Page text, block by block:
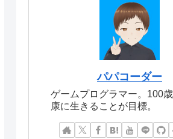
パパコーダー
ゲームプログラマー。100
康に生きることが目標。